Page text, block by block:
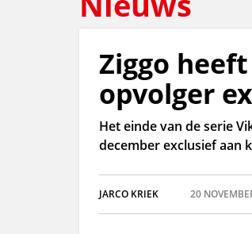
Ziggo
opvolger
Het einde van de serie
december exclusief aan
JARCO KRIEK 20